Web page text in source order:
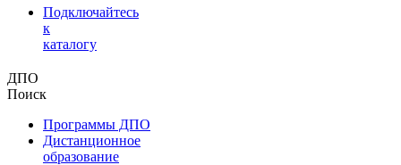
Подключайтесь
к
каталогу
ДПО
Поиск
Программы ДПО
Дистанционное
образование